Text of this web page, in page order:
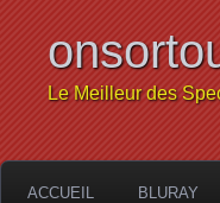
Le Meilleur des
ACCUEIL BLURAY